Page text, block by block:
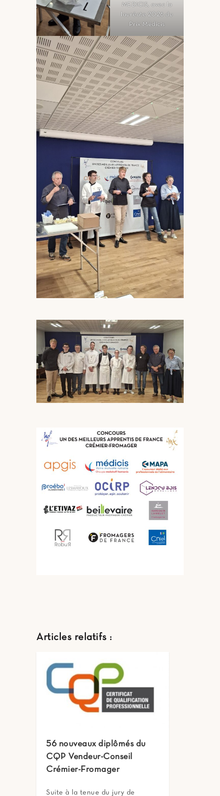
MEDICIS, avec la
lauréate 2026 du
Prix Médicis
Articles relatifs :
56 nouveaux diplômés du
CQP Vendeur-Conseil
Crémier-Fromager
Suite à la tenue du jury de